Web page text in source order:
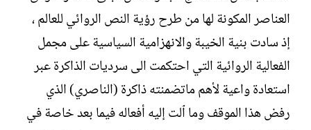
العناصر المكونة لها من طرح رؤية النص الروائي للعالم ،
إذ سادت بنية الخيبة والانهزامية السياسية على مجمل
الفعالية الروائية التي احتكمت الى سرديات الذاكرة عبر
استعادة واعية لأهم ماتضمنته ذاكرة (الناصري) الذي
رفض هذا الموقف وما ٱلت إليه أفعاله فيما بعد خاصة في